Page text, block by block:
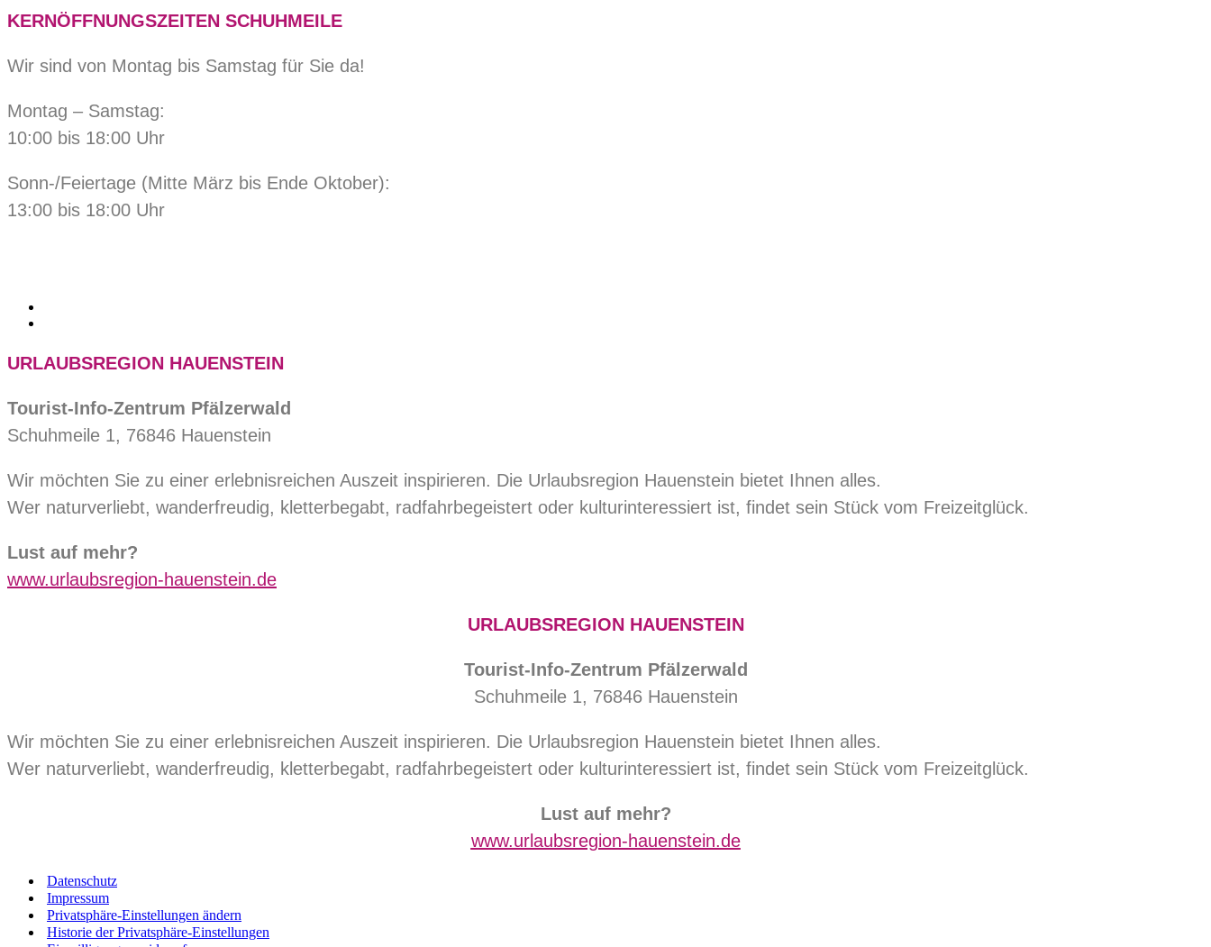
KERNÖFFNUNGSZEITEN SCHUHMEILE
Wir sind von Montag bis Samstag für Sie da!
Montag – Samstag:
10:00 bis 18:00 Uhr
Sonn-/Feiertage (Mitte März bis Ende Oktober):
13:00 bis 18:00 Uhr
URLAUBSREGION HAUENSTEIN
Tourist-Info-Zentrum Pfälzerwald
Schuhmeile 1, 76846 Hauenstein
Wir möchten Sie zu einer erlebnisreichen Auszeit inspirieren. Die Urlaubsregion Hauenstein bietet Ihnen alles.
Wer naturverliebt, wanderfreudig, kletterbegabt, radfahrbegeistert oder kulturinteressiert ist, findet sein Stück vom Freizeitglück.
Lust auf mehr?
www.urlaubsregion-hauenstein.de
URLAUBSREGION HAUENSTEIN
Tourist-Info-Zentrum Pfälzerwald
Schuhmeile 1, 76846 Hauenstein
Wir möchten Sie zu einer erlebnisreichen Auszeit inspirieren. Die Urlaubsregion Hauenstein bietet Ihnen alles.
Wer naturverliebt, wanderfreudig, kletterbegabt, radfahrbegeistert oder kulturinteressiert ist, findet sein Stück vom Freizeitglück.
Lust auf mehr?
www.urlaubsregion-hauenstein.de
Datenschutz
Impressum
Privatsphäre-Einstellungen ändern
Historie der Privatsphäre-Einstellungen